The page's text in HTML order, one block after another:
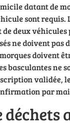
datant de
sont requis.
deux véhicules
ne doivent pas
doivent
basculantes ne
validée,
par
déchets